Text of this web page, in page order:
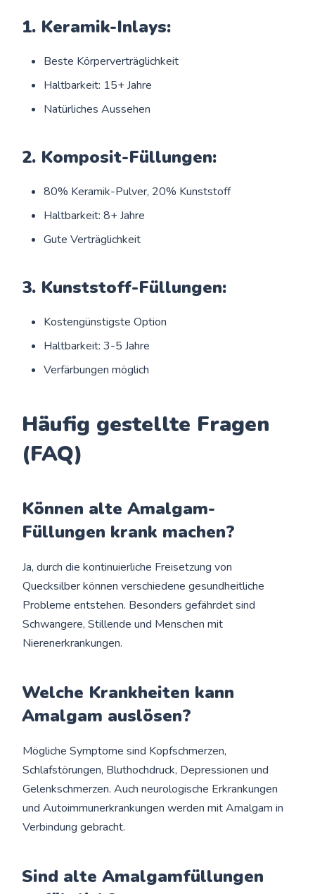
1. Keramik-Inlays:
Beste Körperverträglichkeit
Haltbarkeit: 15+ Jahre
Natürliches Aussehen
2. Komposit-Füllungen:
80% Keramik-Pulver, 20% Kunststoff
Haltbarkeit: 8+ Jahre
Gute Verträglichkeit
3. Kunststoff-Füllungen:
Kostengünstigste Option
Haltbarkeit: 3-5 Jahre
Verfärbungen möglich
Häufig gestellte Fragen
(FAQ)
Können alte Amalgam-
Füllungen krank machen?
Ja, durch die kontinuierliche Freisetzung von
Quecksilber können verschiedene gesundheitliche
Probleme entstehen. Besonders gefährdet sind
Schwangere, Stillende und Menschen mit
Nierenerkrankungen.
Welche Krankheiten kann
Amalgam auslösen?
Mögliche Symptome sind Kopfschmerzen,
Schlafstörungen, Bluthochdruck, Depressionen und
Gelenkschmerzen. Auch neurologische Erkrankungen
und Autoimmunerkrankungen werden mit Amalgam in
Verbindung gebracht.
Sind alte Amalgamfüllungen